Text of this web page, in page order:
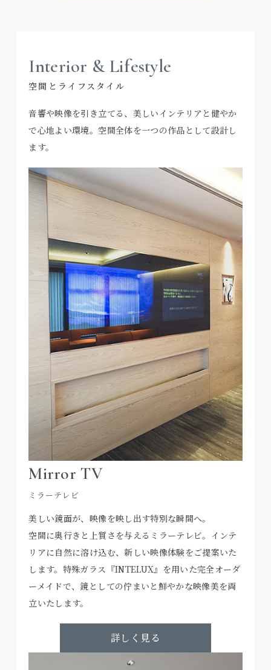
Interior & Lifestyle
空間とライフスタイル
音響や映像を引き立てる、美しいインテリアと健やか
で心地よい環境。空間全体を一つの作品として設計し
ます。
Mirror TV
ミラーテレビ
美しい鏡面が、映像を映し出す特別な瞬間へ。
空間に奥行きと上質さを与えるミラーテレビ。インテ
リアに自然に溶け込む、新しい映像体験をご提案いた
します。特殊ガラス『INTELUX』を用いた完全オーダ
ーメイドで、鏡としての佇まいと鮮やかな映像美を両
立いたします。
詳しく見る